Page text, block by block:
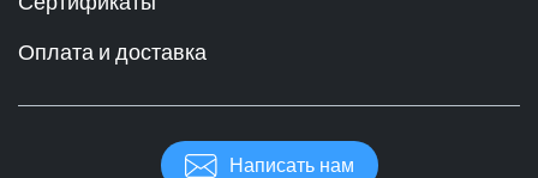
Оплата и доставка
Написать нам